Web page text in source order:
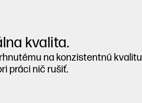
kvalita.
na konzistentnú kvalitu
práci nič rušiť.